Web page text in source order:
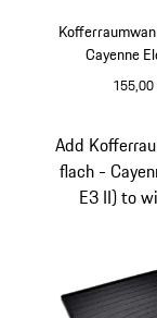
Cayenne
155,00
Add
flach -
E3 II) to